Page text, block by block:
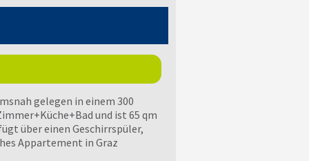
gelegen in einem 300
und ist 65 qm
über einen Geschirrspüler,
Appartement in Graz